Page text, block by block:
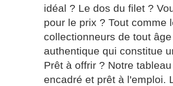
idéal ? Le dos du filet ?
pour le prix ? Tout comme
collectionneurs de tout
authentique qui constitue
Prêt à offrir ? Notre
encadré et prêt à l'emploi.